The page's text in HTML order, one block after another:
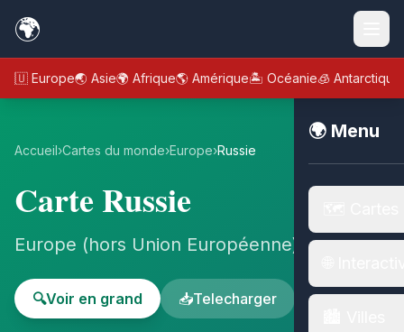
🌍
🇪🇺 Europe🌏 Asie🌍 Afrique🌎 Amérique🏝️ Océanie🧊 Antarctique
🌍 Menu
Accueil›Cartes du monde›Europe›Russie
Carte Russie
Europe (hors Union Européenne) - Europe
🔍Voir en grand 📥Telecharger